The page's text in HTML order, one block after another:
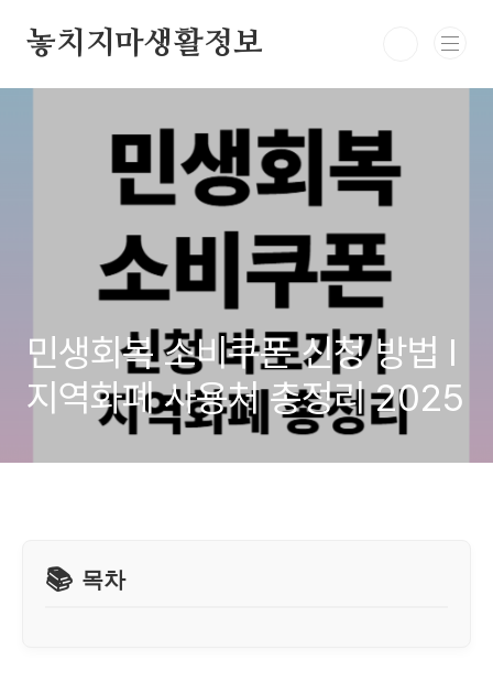
놓치지마생활정보
민생회복 소비쿠폰 신청 방법 l
지역화폐 사용처 총정리 2025
목차